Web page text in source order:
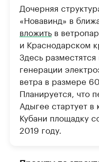
Дочерняя
«Новавинд» в
вложить в
и Краснодарском
Здесь
генерации
ветра в размере
Планируется, что
Адыгее стартует
Кубани площадку
2019 году.